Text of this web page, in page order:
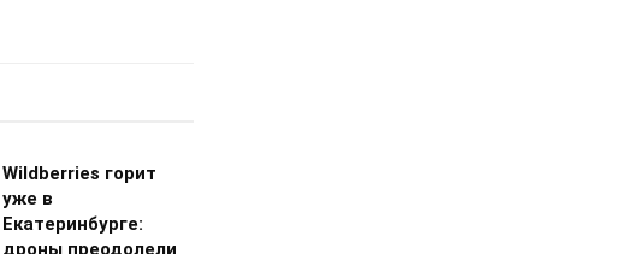
Wildberries горит
уже в
Екатеринбурге:
дроны преодолели